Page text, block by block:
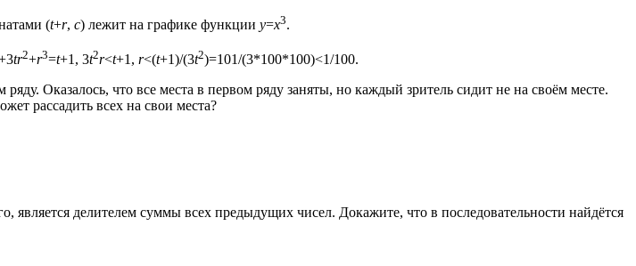
(t+r, c) лежит на графике функции y=x3.
tr2+r3=t+1, 3t2r<t+1, r<(t+1)/(3t2)=101/(3*100*100)<1/100.
Оказалось, что все места в первом ряду заняты, но каждый зритель сидит не на своём месте.
рассадить всех на свои места?
является делителем суммы всех предыдущих чисел. Докажите, что в последовательности найдётся